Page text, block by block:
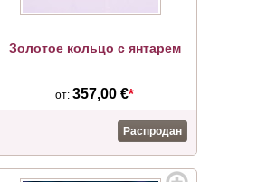
Золотое кольцо с янтарем
от:357,00 €*
Распродан